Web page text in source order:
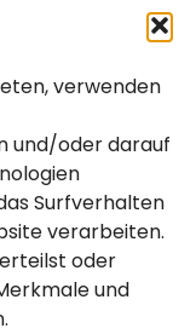
verwenden
und/oder darauf
Surfverhalten
verarbeiten.
oder
und